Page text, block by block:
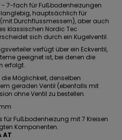
- 7-fach für Fußbodenheizungen
hauptsächlich für
Durchflussmessern), aber auch
klassischen Nordic Tec
sich durch ein Kugelventil.
verfügt über ein Eckventil,
geeignet ist, bei denen die
erfolgt.
Möglichkeit, denselben
geraden Ventil (ebenfalls mit
ohne Ventil zu bestellen.
für Fußbodenheizung mit 7 Kreisen
Komponenten.
AT